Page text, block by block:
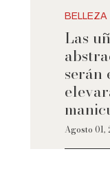
BELLEZA
Las
serán
Agosto 01,